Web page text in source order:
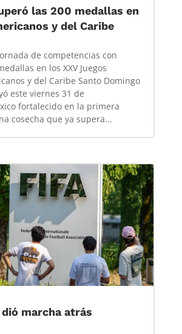
las 200 medallas en
y del Caribe
de competencias con
en los XXV Juegos
y del Caribe Santo Domingo
este viernes 31 de
fortalecido en la primera
cosecha que ya supera...
marcha atrás